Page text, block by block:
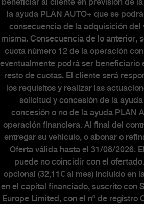
beneficiar al cliente en previsión de
la ayuda PLAN AUTO+ que se
consecuencia de la adquisición del
misma. Consecuencia de lo anterior,
cuota número 12 de la operación
eventualmente podrá ser beneficiario
resto de cuotas. El cliente será
los requisitos y realizar las
solicitud y concesión de la
concesión o no de la ayuda PLAN
operación financiera. Al final del
entregar su vehículo, o abonar o
Oferta válida hasta el 31/08/2026.
puede no coincidir con el
opcional (32,11€ al mes) incluido en
en el capital financiado, suscrito con
Europe Limited, con el nº de registro